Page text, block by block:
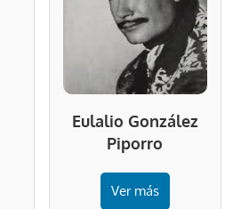
Eulalio González
Piporro
Ver más